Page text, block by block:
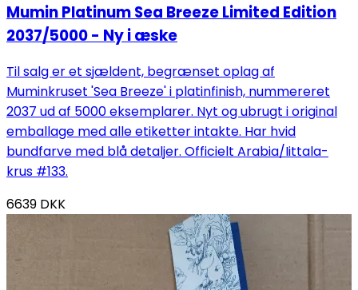
Mumin Platinum Sea Breeze Limited Edition
2037/5000 - Ny i æske
Til salg er et sjældent, begrænset oplag af
Muminkruset 'Sea Breeze' i platinfinish, nummereret
2037 ud af 5000 eksemplarer. Nyt og ubrugt i original
emballage med alle etiketter intakte. Har hvid
bundfarve med blå detaljer. Officielt Arabia/Iittala-
krus #133.
6639 DKK